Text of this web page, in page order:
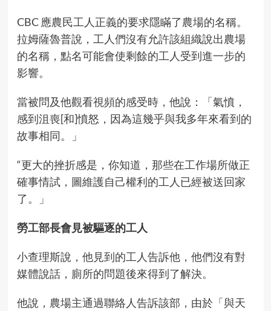
CBC 應農民工人正義的要求隱瞞了農場的名稱。
拉姆薩魯普說，工人們沒有允許該組織說出農場
的名稱，點名可能會使剩餘的工人受到進一步的
影響。
當被問及他觀看視頻的感受時，他說：「氣憤，
感到沮喪[和]憤怒，因為這幾乎與我多年來看到的
故事相同。」
“更大的挫折感是，你知道，那些在工作場所做正
確事情試，圖維護自己權利的工人已經被送回家
了。」
勞工部長會見被驅逐的工人
小查理斯說，他見到的工人告訴他，他們沒有對
媒體說話，廁所的問題後來得到了解決。
他說，農場主通過聯絡人告訴該部，由於「與天